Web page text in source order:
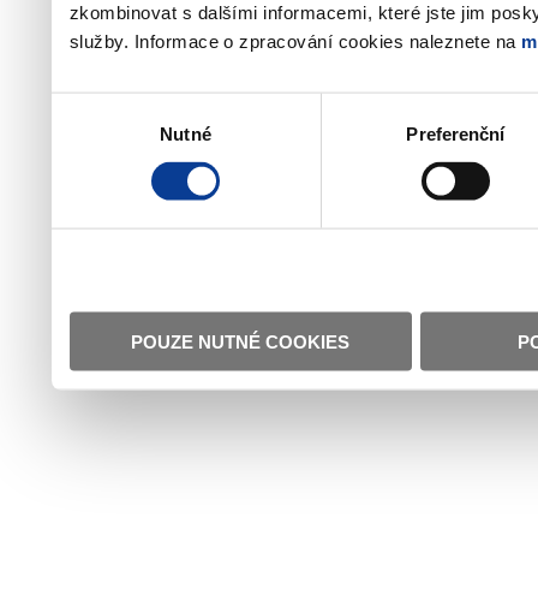
zkombinovat s dalšími informacemi, které jste jim
služby. Informace o zpracování cookies naleznete na
Nutné Preferenční
POUZE NUTNÉ COOKIES